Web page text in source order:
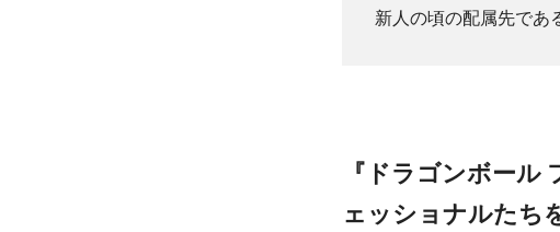
新人の頃の配属先であ
『ドラゴンボール
ェッショナルたち